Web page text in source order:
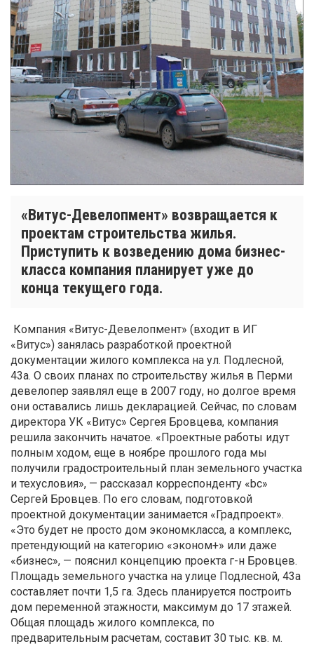
«Витус-Девелопмент» возвращается к
проектам строительства жилья.
Приступить к возведению дома бизнес-
класса компания планирует уже до
конца текущего года.
Компания «Витус-Девелоп­мент» (входит в ИГ
«Витус») занялась разработкой проектной
документации жилого комплекса на ул. Подлесной,
43а. О своих планах по строительству жилья в Перми
девелопер заявлял еще в 2007 году, но долгое время
они оставались лишь декларацией. Сейчас, по словам
директора УК «Витус» Сергея Бровцева, компания
решила закончить начатое. «Проектные работы идут
полным ходом, еще в ноябре прошлого года мы
получили градостроительный план земельного участка
и техусловия», — рассказал корреспонденту «bc»
Сергей Бровцев. По его словам, подготовкой
проектной документации занимается «Градпроект».
«Это будет не просто дом экономкласса, а комплекс,
претендующий на категорию «эконом+» или даже
«бизнес», — пояснил концепцию проекта г-н Бровцев.
Площадь земельного участка на улице Подлесной, 43а
составляет почти 1,5 га. Здесь планируется построить
дом переменной этажности, максимум до 17 этажей.
Общая площадь жилого комплекса, по
предварительным расчетам, составит 30 тыс. кв. м.